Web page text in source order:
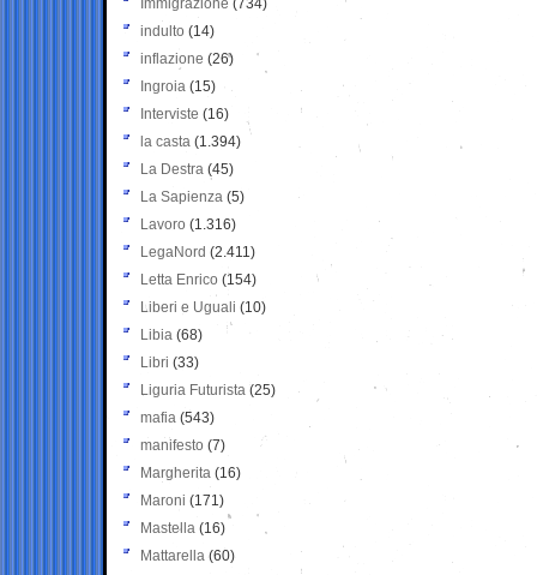
Immigrazione (734)
indulto (14)
inflazione (26)
Ingroia (15)
Interviste (16)
la casta (1.394)
La Destra (45)
La Sapienza (5)
Lavoro (1.316)
LegaNord (2.411)
Letta Enrico (154)
Liberi e Uguali (10)
Libia (68)
Libri (33)
Liguria Futurista (25)
mafia (543)
manifesto (7)
Margherita (16)
Maroni (171)
Mastella (16)
Mattarella (60)